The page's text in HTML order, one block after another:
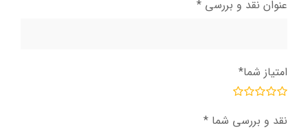
عنوان نقد و بررسی *
امتیاز شما*
نقد و بررسی شما *